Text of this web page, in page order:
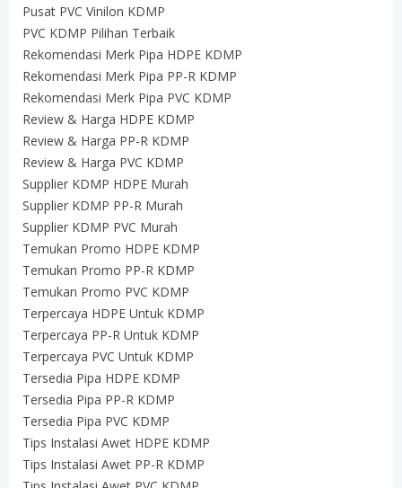
Pusat PVC Vinilon KDMP
PVC KDMP Pilihan Terbaik
Rekomendasi Merk Pipa HDPE KDMP
Rekomendasi Merk Pipa PP-R KDMP
Rekomendasi Merk Pipa PVC KDMP
Review & Harga HDPE KDMP
Review & Harga PP-R KDMP
Review & Harga PVC KDMP
Supplier KDMP HDPE Murah
Supplier KDMP PP-R Murah
Supplier KDMP PVC Murah
Temukan Promo HDPE KDMP
Temukan Promo PP-R KDMP
Temukan Promo PVC KDMP
Terpercaya HDPE Untuk KDMP
Terpercaya PP-R Untuk KDMP
Terpercaya PVC Untuk KDMP
Tersedia Pipa HDPE KDMP
Tersedia Pipa PP-R KDMP
Tersedia Pipa PVC KDMP
Tips Instalasi Awet HDPE KDMP
Tips Instalasi Awet PP-R KDMP